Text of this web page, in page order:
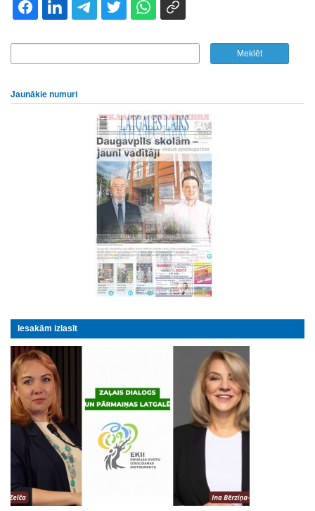
Jaunākie numuri
Iesakām izlasīt